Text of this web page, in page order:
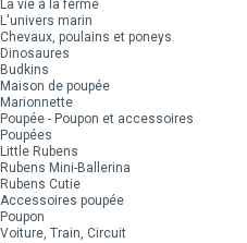
La vie à la ferme
L'univers marin
Chevaux, poulains et poneys
Dinosaures
Budkins
Maison de poupée
Marionnette
Poupée - Poupon et accessoires
Poupées
Little Rubens
Rubens Mini-Ballerina
Rubens Cutie
Accessoires poupée
Poupon
Voiture, Train, Circuit